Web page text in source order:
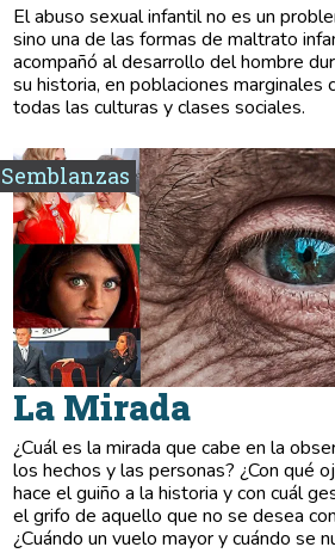
El abuso sexual infantil no es un
sino una de las formas de maltrato
acompañó al desarrollo del hombre
su historia, en poblaciones marginales
todas las culturas y clases sociales.
Semblanzas
La Mirada
¿Cuál es la mirada que cabe en la
los hechos y las personas? ¿Con qué
hace el guiño a la historia y con cuál
el grifo de aquello que no se desea
¿Cuándo un vuelo mayor y cuándo se